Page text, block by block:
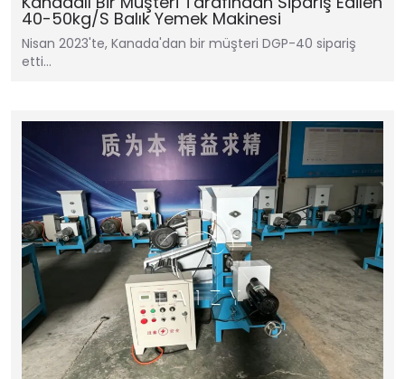
40-50kg/s Balık Yemek Makinesi
Nisan 2023'te, Kanada'dan bir müşteri DGP-40 sipariş
etti…